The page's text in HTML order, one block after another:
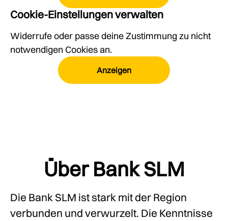
Cookie-Einstellungen verwalten
Widerrufe oder passe deine Zustimmung zu nicht
notwendigen Cookies an.
Anzeigen
Über Bank SLM
Die Bank SLM ist stark mit der Region
verbunden und verwurzelt. Die Kenntnisse